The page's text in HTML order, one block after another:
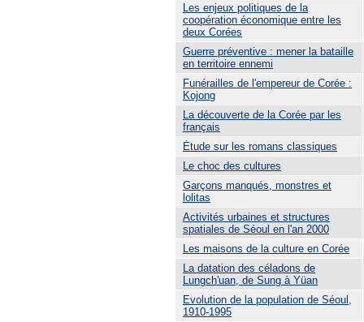
Les enjeux politiques de la
coopération économique entre les
deux Corées
Guerre préventive : mener la bataille
en territoire ennemi
Funérailles de l'empereur de Corée :
Kojong
La découverte de la Corée par les
français
Ėtude sur les romans classiques
Le choc des cultures
Garçons manqués, monstres et
lolitas
Activités urbaines et structures
spatiales de Séoul en l'an 2000
Les maisons de la culture en Corée
La datation des céladons de
Lungch'uan, de Sung à Yüan
Evolution de la population de Séoul,
1910-1995